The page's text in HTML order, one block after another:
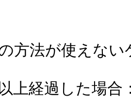
方法が使えな
経過した場合